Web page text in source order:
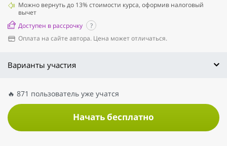
Можно вернуть до 13% стоимости курса, оформив налоговый
вычет
Доступен в рассрочку
?
Оплата на сайте автора. Цена может отличаться.
Варианты участия
🔥 871 пользователь уже учатся
Начать бесплатно